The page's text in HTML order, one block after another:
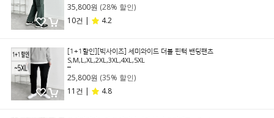
35,800원 (28% 할인)
10건 |
4.2
[1+1할인][빅사이즈] 세미와이드 더블 핀턱 밴딩팬츠
S,M,L,XL,2XL,3XL,4XL,5XL
25,800원 (35% 할인)
11건 |
4.8